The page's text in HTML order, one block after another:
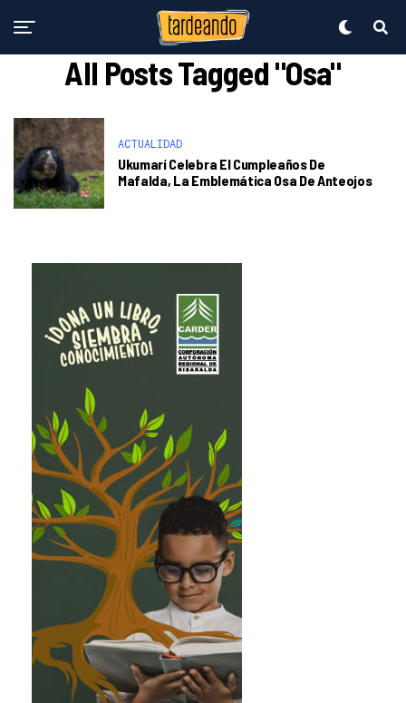
All Posts Tagged "Osa"
ACTUALIDAD
Ukumarí Celebra El Cumpleaños De
Mafalda, La Emblemática Osa De Anteojos